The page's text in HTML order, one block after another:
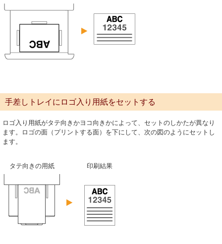
手差しトレイにロゴ入り用紙をセットする
ロゴ入り用紙がタテ向きかヨコ向きかによって、セットのしかたが異なり
ます。ロゴの面（プリントする面）を下にして、次の図のようにセットし
ます。
タテ向きの用紙 印刷結果